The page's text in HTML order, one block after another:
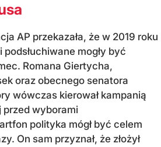
AP przekazała, że w 2019 roku
mogły być
Romana Giertycha,
oraz obecnego senatora
wówczas kierował kampanią
przed wyborami
polityka mógł być celem
On sam przyznał, że złożył